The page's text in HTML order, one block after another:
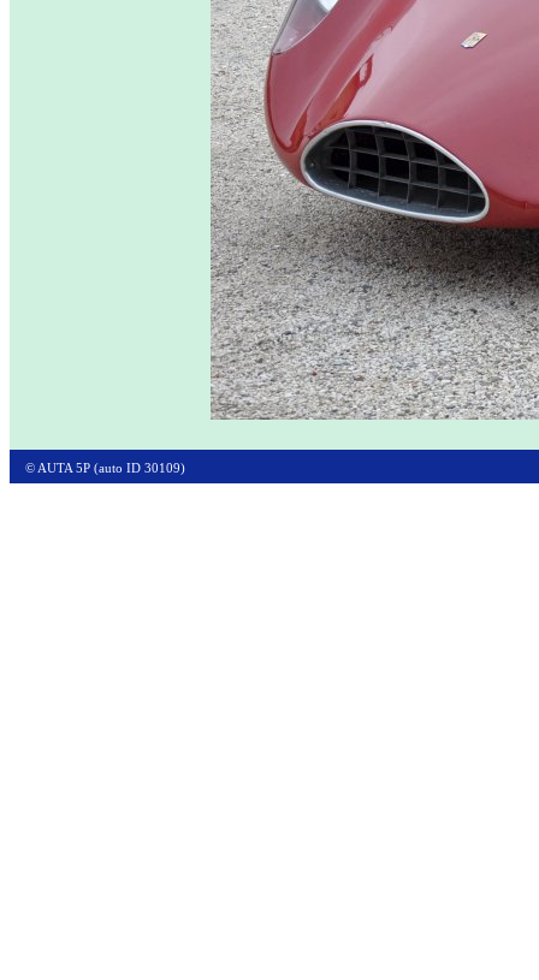
© AUTA 5P (auto ID 30109)